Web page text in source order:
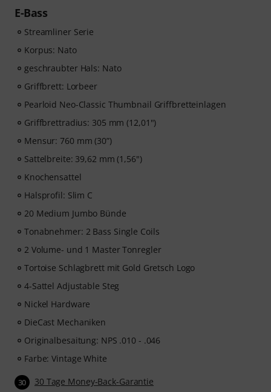
dein Timing, deine Technik und deine musikalische
Kreativität zu stärken. ArtMaster.com – deine Online-
Plattform für Bass-Ausbildung und modernes
Musizieren. Bitte beachte, dass die Kurse nur in
ArtMaster.com – lerne direkt von dem renommierten
Bass-Dozenten Marek Bero, der für seinen
Meisterklasse und seine praktischen Übungen bekannt
ist, die jedem Bassisten weiterhelfen — vom Anfänger
bis zum Fortgeschrittenen. Entdecke strukturierte
musikalische Konzepte, die dein Bassspiel auf das
nächste Level heben werden.
den Aktivierungscode per E-Mail. Das Abonnement
endet nach Ablauf automatisch.
E-Bass
Streamliner Serie
Korpus: Nato
geschraubter Hals: Nato
Griffbrett: Lorbeer
Pearloid Neo-Classic Thumbnail Griffbretteinlagen
Griffbrettradius: 305 mm (12,01")
Mensur: 760 mm (30”)
Sattelbreite: 39,62 mm (1,56")
Knochensattel
Halsprofil: Slim C
20 Medium Jumbo Bünde
Tonabnehmer: 2 Bass Single Coils
2 Volume- und 1 Master Tonregler
Tortoise Schlagbrett mit Gold Gretsch Logo
4-Sattel Adjustable Steg
Nickel Hardware
DieCast Mechaniken
Originalbesaitung: NPS .010 - .046
Farbe: Vintage White
30 30 Tage Money-Back-Garantie